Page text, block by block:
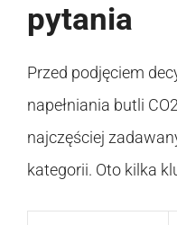
pytania
Przed podjęciem
napełniania butli
najczęściej
kategorii. Oto kilka